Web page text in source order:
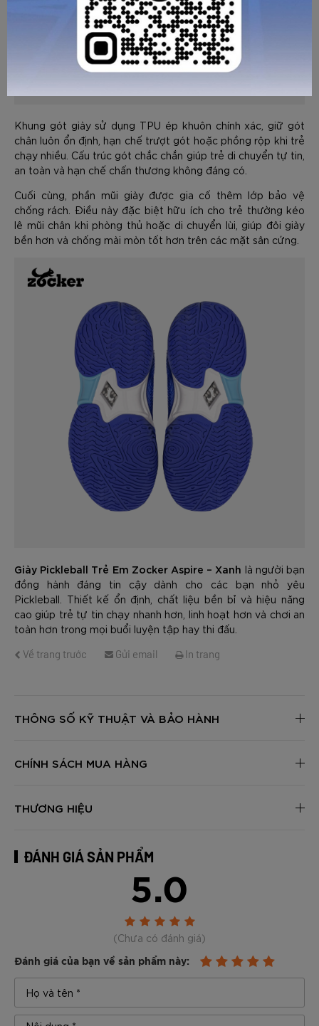
Khung gót giày sử dụng TPU ép khuôn chính xác, giữ gót
chân luôn ổn định, hạn chế trượt gót hoặc phồng rộp khi trẻ
chạy nhiều. Cấu trúc gót chắc chắn giúp trẻ di chuyển tự tin,
an toàn và hạn chế chấn thương không đáng có.
Cuối cùng, phần mũi giày được gia cố thêm lớp bảo vệ
chống rách. Điều này đặc biệt hữu ích cho trẻ thường kéo
lê mũi chân khi phòng thủ hoặc di chuyển lùi, giúp đôi giày
bền hơn và chống mài mòn tốt hơn trên các mặt sân cứng.
Giày Pickleball Trẻ Em Zocker Aspire – Xanh là người bạn
đồng hành đáng tin cậy dành cho các bạn nhỏ yêu
Pickleball. Thiết kế ổn định, chất liệu bền bỉ và hiệu năng
cao giúp trẻ tự tin chạy nhanh hơn, linh hoạt hơn và chơi an
toàn hơn trong mọi buổi luyện tập hay thi đấu.
Về trang trước
Gửi email In trang
THÔNG SỐ KỸ THUẬT VÀ BẢO HÀNH
CHÍNH SÁCH MUA HÀNG
THƯƠNG HIỆU
ĐÁNH GIÁ SẢN PHẨM
5.0
(Chưa có đánh giá)
Đánh giá của bạn về sản phẩm này:
GỬI TƯ VẤN HỦY